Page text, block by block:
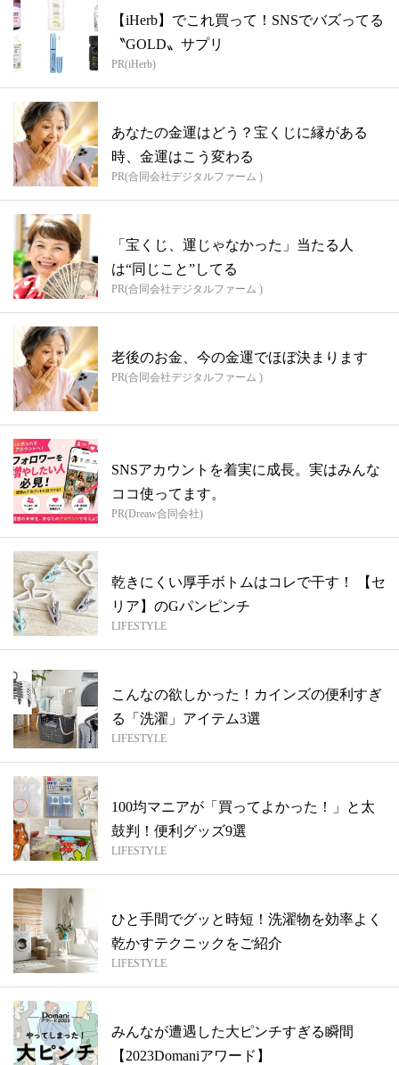
【iHerb】でこれ買って！SNSでバズってる
〝GOLD〟サプリ
PR(iHerb)
あなたの金運はどう？宝くじに縁がある
時、金運はこう変わる
PR(合同会社デジタルファーム )
「宝くじ、運じゃなかった」当たる人
は“同じこと”してる
PR(合同会社デジタルファーム )
老後のお金、今の金運でほぼ決まります
PR(合同会社デジタルファーム )
SNSアカウントを着実に成長。実はみんな
ココ使ってます。
PR(Dreaw合同会社)
乾きにくい厚手ボトムはコレで干す！ 【セ
リア】のGパンピンチ
LIFESTYLE
こんなの欲しかった！カインズの便利すぎ
る「洗濯」アイテム3選
LIFESTYLE
100均マニアが「買ってよかった！」と太
鼓判！便利グッズ9選
LIFESTYLE
ひと手間でグッと時短！洗濯物を効率よく
乾かすテクニックをご紹介
LIFESTYLE
みんなが遭遇した大ピンチすぎる瞬間
【2023Domaniアワード】